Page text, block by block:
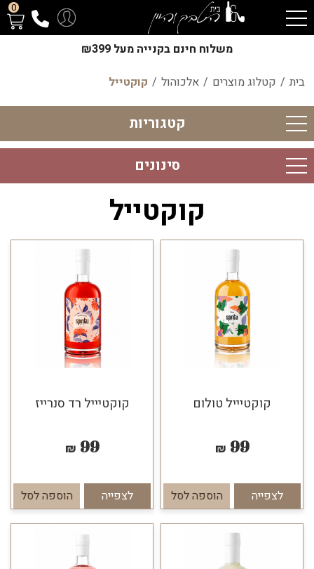
0
משלוח חינם בקנייה מעל ₪399
בית / קטלוג מוצרים / אלכוהול / קוקטייל
קטגוריות
סינונים
קוקטייל
קוקטיייל טולום
99
₪
לצפייה הוספה לסל
קוקטיייל רד סנרייז
99
₪
לצפייה הוספה לסל